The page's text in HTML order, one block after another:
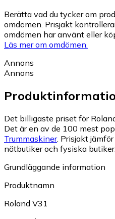
Berätta vad du tycker om
omdömen. Prisjakt
omdömen har använt eller
Läs mer om omdömen.
Annons
Annons
Det billigaste priset för
Det är en av de 100 mest
Trummaskiner. Prisjakt
nätbutiker och fysiska butiker.
Grundläggande information
Produktnamn
Roland V31